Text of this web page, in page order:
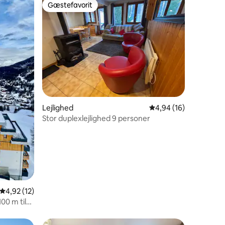
omtaler
4,92 ud af 5 i gennemsnitlig bedømmelse, 12 omtaler
4,92 (12)
m til
Gæstefavorit
Gæstefavorit
Lejlighed 4,94 ud af 5 i
4,94 (16)
Stor duplexlejlighed 9 personer